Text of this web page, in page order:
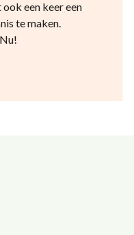
een keer een
te maken.